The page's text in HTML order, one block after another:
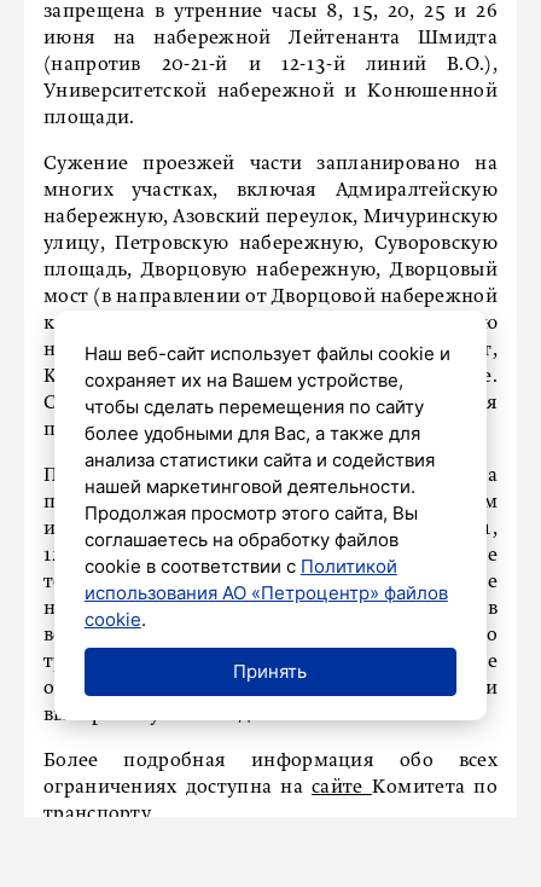
запрещена в утренние часы 8, 15, 20, 25 и 26
июня на набережной Лейтенанта Шмидта
(напротив 20-21-й и 12-13-й линий В.О.),
Университетской набережной и Конюшенной
площади.
Сужение проезжей части запланировано на
многих участках, включая Адмиралтейскую
набережную, Азовский переулок, Мичуринскую
улицу, Петровскую набережную, Суворовскую
площадь, Дворцовую набережную, Дворцовый
мост (в направлении от Дворцовой набережной
к Университетской), Университетскую
набережную, Троицкий мост,
Каменноостровский проспект и другие.
Сужения вводятся в разные периоды с 7 июня
по 7 июля.
Полная остановка движения транспорта
предусмотрена на Благовещенском, Дворцовом
и Троицком мостах в ночные и вечерние часы 11,
12, 13, 25, 26, 27, 28, 29, 30 июня и 1 июля. Кроме
того, движение будет перекрываться на ряде
набережных и прилегающих переулков в
вечернее и ночное время. Комитет по
транспорту рекомендует водителям заранее
ознакомиться с графиком ограничений и
выбирать пути объезда.
Более подробная информация обо всех
ограничениях доступна насайте Комитета по
транспорту.
Наш веб-сайт использует файлы cookie и
сохраняет их на Вашем устройстве,
чтобы сделать перемещения по сайту
более удобными для Вас, а также для
анализа статистики сайта и содействия
нашей маркетинговой деятельности.
Продолжая просмотр этого сайта, Вы
соглашаетесь на обработку файлов
cookie в соответствии с Политикой
использования АО «Петроцентр» файлов
cookie.
Принять